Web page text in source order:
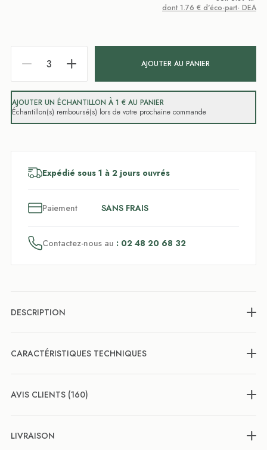
dont 1.76 € d'éco-part- DEA
AJOUTER AU PANIER
AJOUTER UN ÉCHANTILLON À 1 € AU PANIER
Échantillon(s) remboursé(s) lors de votre prochaine commande
Expédié sous 1 à 2 jours ouvrés
Paiement SANS FRAIS
Contactez-nous au : 02 48 20 68 32
DESCRIPTION
CARACTÉRISTIQUES TECHNIQUES
AVIS CLIENTS (160)
LIVRAISON